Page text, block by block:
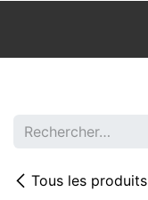
Tous les produits